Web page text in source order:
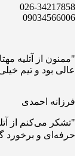
026-34217858
09034566006
"ممنون از آتلیه
عالی بود و تیم
فرزانه احمدی
"تشکر می‌کنم از
حرفه‌ای و برخورد